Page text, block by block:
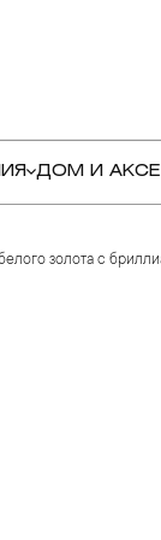
ДОМ И
золота с